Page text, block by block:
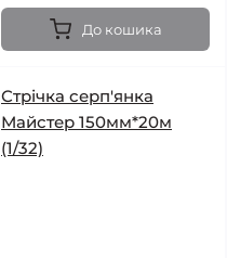
До кошика
Стрічка серп'янка
Майстер 150мм*20м
(1/32)